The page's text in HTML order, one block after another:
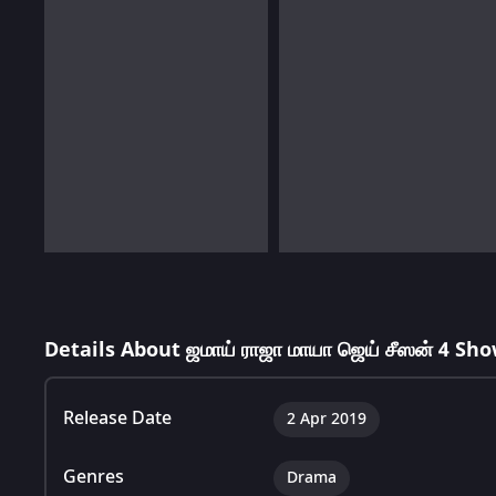
Details About ஜமாய் ராஜா மாயா ஜெய் சீஸன் 4
Release Date 2 Apr 2019
Genres Drama